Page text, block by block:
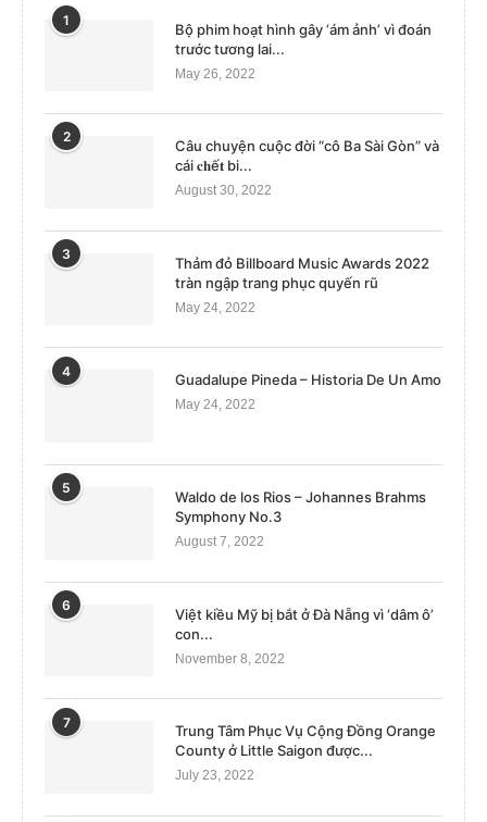
1
Bộ phim hoạt hình gây ‘ám ảnh’ vì đoán
trước tương lai...
May 26, 2022
2
Câu chuyện cuộc đời “cô Ba Sài Gòn” và
cái 𝐜𝐡ế𝐭 bi...
August 30, 2022
3
Thảm đỏ Billboard Music Awards 2022
tràn ngập trang phục quyến rũ
May 24, 2022
4
Guadalupe Pineda – Historia De Un Amo
May 24, 2022
5
Waldo de los Rios – Johannes Brahms
Symphony No.3
August 7, 2022
6
Việt kiều Mỹ bị bắt ở Đà Nẵng vì ‘dâm ô’
con...
November 8, 2022
7
Trung Tâm Phục Vụ Cộng Đồng Orange
County ở Little Saigon được...
July 23, 2022